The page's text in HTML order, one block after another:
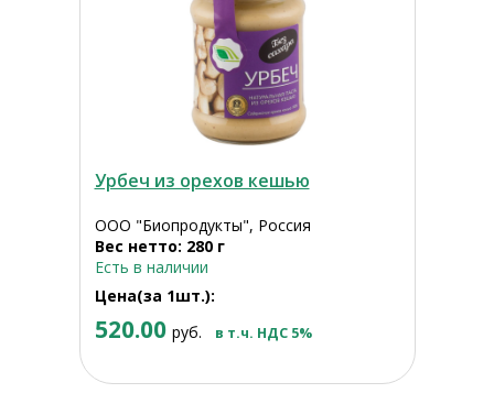
Урбеч из орехов кешью
ООО "Биопродукты", Россия
Вес нетто: 280 г
Есть в наличии
Цена(за 1шт.):
520.00 руб. в т.ч. НДС 5%